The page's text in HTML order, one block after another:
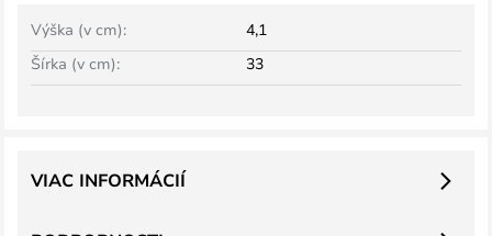
Šírka (v cm): 33
Výška (v cm): 4,1
VIAC INFORMÁCIÍ